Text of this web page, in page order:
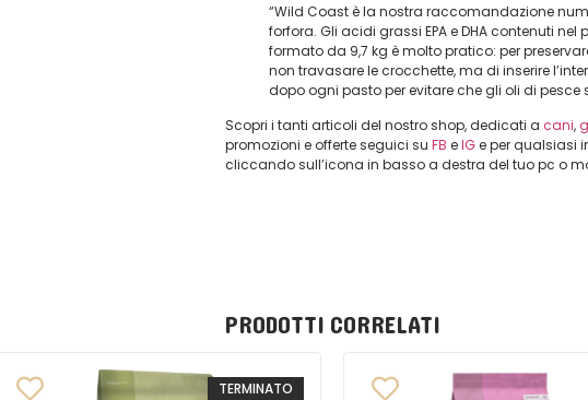
“Wild Coast è la nostra raccomandazione
forfora. Gli acidi grassi EPA e DHA contenuti
formato da 9,7 kg è molto pratico: per
non travasare le crocchette, ma di inserire
dopo ogni pasto per evitare che gli oli di pesce
Scopri i tanti articoli del nostro shop, dedicati a cani,
promozioni e offerte seguici su FB eIGe per qualsiasi
cliccando sull’icona in basso a destra del tuo pc o
PRODOTTI CORRELATI
TERMINATO